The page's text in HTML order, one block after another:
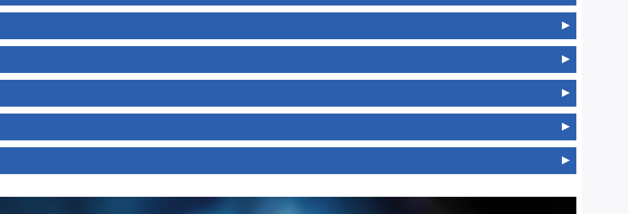
: UTF-8
: tr
: Joan.S01E02.1080p.WebDL.x265.Türkçe.Altyazı.FilmbolSeries
: Matroska at 5 511 kb/s